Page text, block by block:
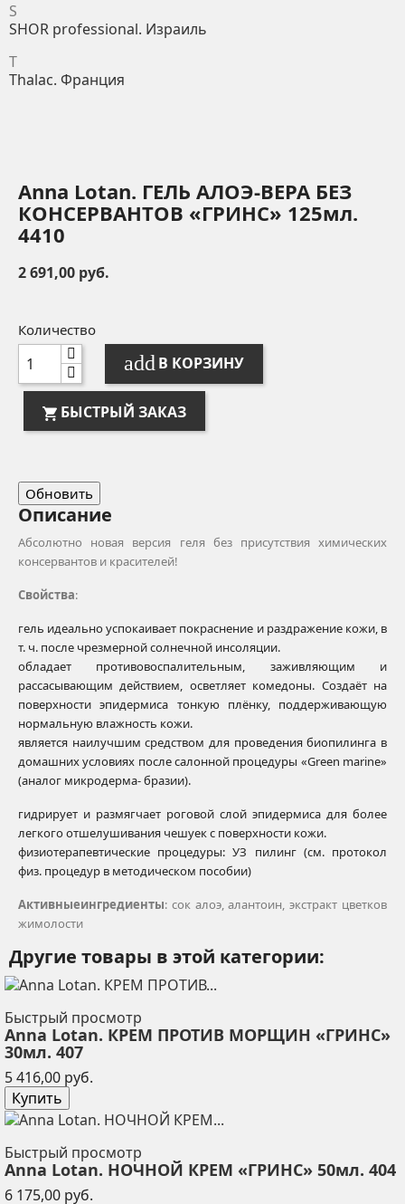
S
SHOR professional. Израиль
T
Thalac. Франция
Anna Lotan. ГЕЛЬ АЛОЭ-ВЕРА БЕЗ
КОНСЕРВАНТОВ «ГРИНС» 125мл.
4410
2 691,00 руб.
Количество
add В КОРЗИНУ
БЫСТРЫЙ ЗАКАЗ
Описание
Абсолютно новая версия геля без присутствия химиче­ских
консервантов и красителей!
Свойства:
гель идеально успокаивает покраснение и раздра­жение кожи, в
т. ч. после чрезмерной солнечной инсоляции.
обладает противовоспалительным, заживляющим и
рассасывающим действием, осветляет комедоны. Создаёт на
поверхности эпидермиса тонкую плёнку, поддерживающую
нормальную влажность кожи.
является наилучшим средством для проведения биопилинга в
домашних условиях после салонной процедуры «Green marine»
(аналог микродерма- бразии).
гидрирует и размягчает роговой слой эпидермиса для более
легкого отшелушивания чешуек с поверх­ности кожи.
физиотерапевтические процедуры: УЗ пилинг (см. протокол
физ. процедур в методическом пособии)
Активныеингредиенты: сок алоэ, алантоин, экстракт цветков
жимолости
Другие товары в этой категории:
Быстрый просмотр
Anna Lotan. КРЕМ ПРОТИВ МОРЩИН «ГРИНС»
30мл. 407
5 416,00 руб.
Купить
Быстрый просмотр
Anna Lotan. НОЧНОЙ КРЕМ «ГРИНС» 50мл. 404
6 175,00 руб.